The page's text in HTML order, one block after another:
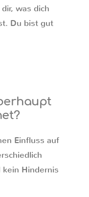
was dich
Du bist gut
Einfluss auf
Hindernis